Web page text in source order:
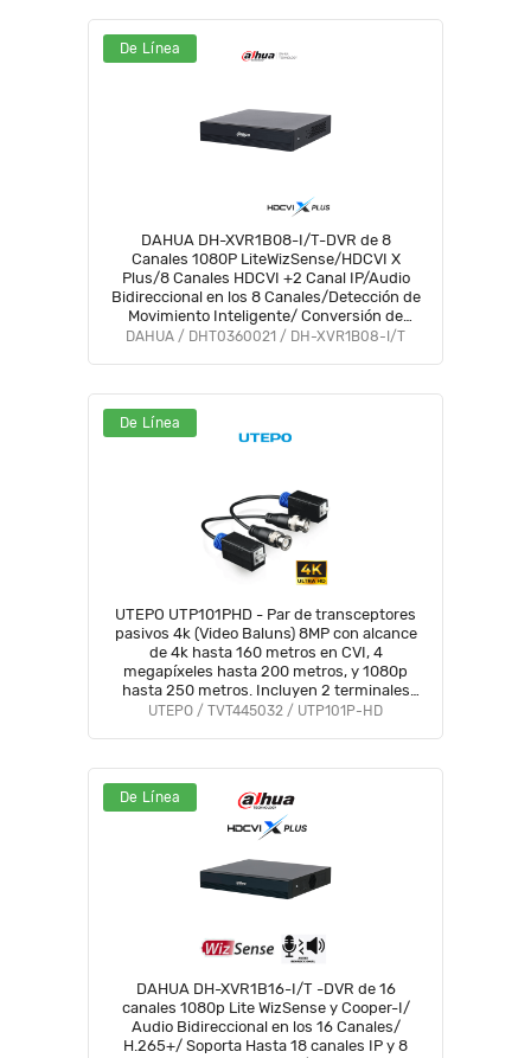
De Línea
DAHUA DH-XVR1B08-I/T-DVR de 8
Canales 1080P LiteWizSense/HDCVI X
Plus/8 Canales HDCVI +2 Canal IP/Audio
Bidireccional en los 8 Canales/Detección de
Movimiento Inteligente/ Conversión de
Hasta 10 Canales IP/ Decodificación de
DAHUA / DHT0360021 / DH-XVR1B08-I/T
De Línea
UTEPO UTP101PHD - Par de transceptores
pasivos 4k (Video Baluns) 8MP con alcance
de 4k hasta 160 metros en CVI, 4
megapíxeles hasta 200 metros, y 1080p
hasta 250 metros. Incluyen 2 terminales
Push para fácil conexión
UTEPO / TVT445032 / UTP101P-HD
De Línea
DAHUA DH-XVR1B16-I/T -DVR de 16
canales 1080p Lite WizSense y Cooper-I/
Audio Bidireccional en los 16 Canales/
H.265+/ Soporta Hasta 18 canales IP y 8